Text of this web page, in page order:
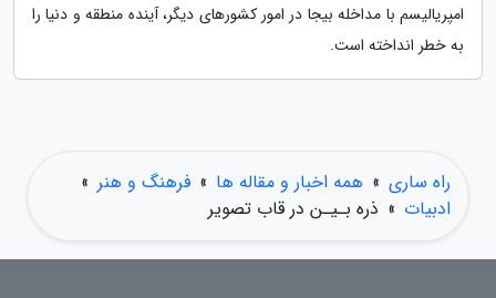
امپریالیسم با مداخله بیجا در امور کشورهای دیگر، آینده منطقه و دنیا را
به خطر انداخته است.
راه ساری » همه اخبار و مقاله ها » فرهنگ و هنر »
ادبیات » ذره بـیـن در قاب تصویر